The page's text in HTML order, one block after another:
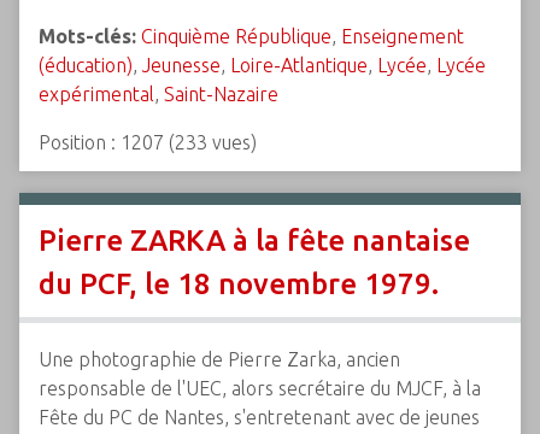
Mots-clés: Cinquième République, Enseignement
(éducation), Jeunesse, Loire-Atlantique, Lycée, Lycée
expérimental, Saint-Nazaire
Position : 1207 (233 vues)
Pierre ZARKA à la fête nantaise
du PCF, le 18 novembre 1979.
Une photographie de Pierre Zarka, ancien
responsable de l'UEC, alors secrétaire du MJCF, à la
Fête du PC de Nantes, s'entretenant avec de jeunes